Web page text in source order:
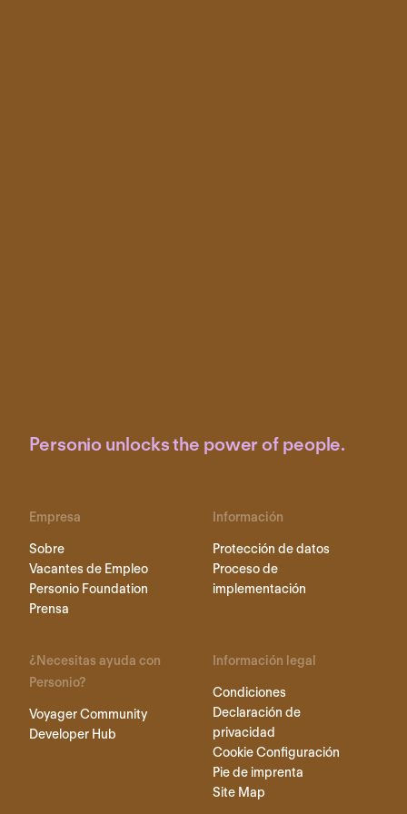
Personio unlocks the power of people.
Empresa
Sobre
Vacantes de Empleo
Personio Foundation
Prensa
Información
Protección de datos
Proceso de
implementación
¿Necesitas ayuda con
Personio?
Voyager Community
Developer Hub
Información legal
Condiciones
Declaración de
privacidad
Cookie Configuración
Pie de imprenta
Site Map